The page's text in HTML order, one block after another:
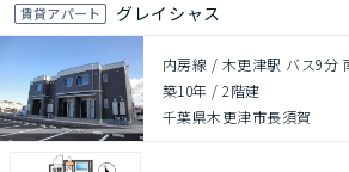
賃貸アパート グレイシャス
内房線 / 木更津駅 バス9分
築10年 /2階建
千葉県木更津市長須賀